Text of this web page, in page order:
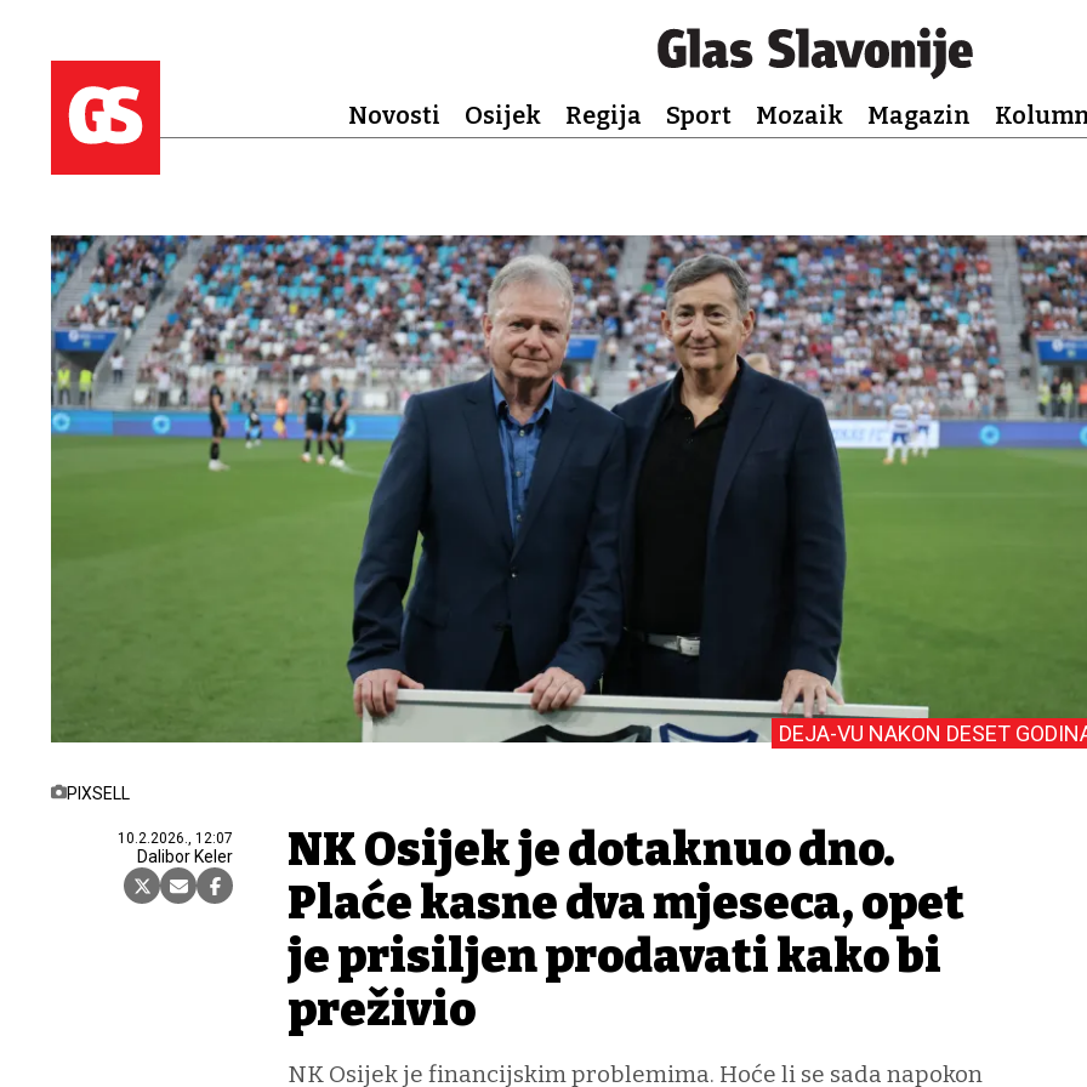
Novosti Osijek Regija Sport Mozaik Magazin
PIXSELL
10.2.2026., 12:07
Dalibor Keler
DEJA-VU NAKON DESET
NK Osijek je dotaknuo dno.
Plaće kasne dva mjeseca, opet
je prisiljen prodavati kako bi
preživio
NK Osijek je financijskim problemima. Hoće li se sada napokon